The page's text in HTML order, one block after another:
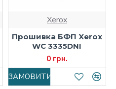
Xerox
Прошивка БФП Xerox
WC 3335DNI
0 грн.
ЗАМОВИТИ